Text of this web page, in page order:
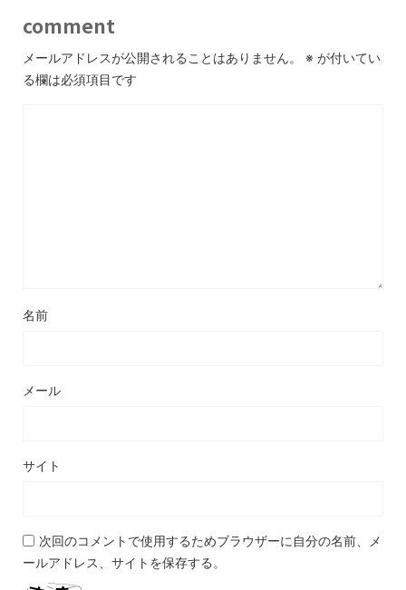
comment
メールアドレスが公開されることはありません。 ※ が付いてい
る欄は必須項目です
名前
メール
サイト
次回のコメントで使用するためブラウザーに自分の名前、メ
ールアドレス、サイトを保存する。